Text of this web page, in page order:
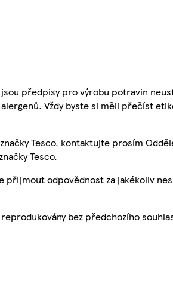
předpisy pro výrobu potravin
Vždy byste si měli přečíst
Tesco, kontaktujte prosím
Tesco.
přijmout odpovědnost za jakékoliv
bez předchozího